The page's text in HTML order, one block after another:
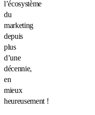
l’écosystème
du
marketing
depuis
plus
d’une
décennie,
en
mieux
heureusement !